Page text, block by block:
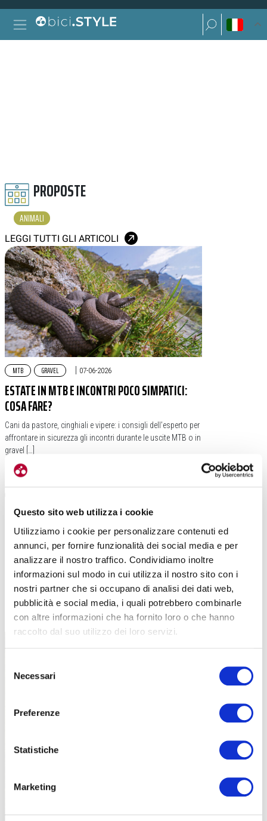
Questo sito web utilizza i cookie
Utilizziamo i cookie per personalizzare contenuti ed
annunci, per fornire funzionalità dei social media e per
analizzare il nostro traffico. Condividiamo inoltre
informazioni sul modo in cui utilizza il nostro sito con i
nostri partner che si occupano di analisi dei dati web,
pubblicità e social media, i quali potrebbero combinarle
con altre informazioni che ha fornito loro o che hanno
raccolto dal suo utilizzo dei loro servizi.
delNecessari
Preferenze
Statistiche
Marketing
Vai al contenuto
Navigazione principale
Ricerca per:
Ricerca per:
PROPOSTE
ANIMALI
LEGGI TUTTI GLI ARTICOLI
MTB GRAVEL | 07-06-2026
ESTATE IN MTB E INCONTRI POCO SIMPATICI:
COSA FARE?
Cani da pastore, cinghiali e vipere: i consigli dell’esperto per
affrontare in sicurezza gli incontri durante le uscite MTB o in
gravel […]
#SICUREZZA
TUTTE LE CATEGORIE DEL MAGAZINE